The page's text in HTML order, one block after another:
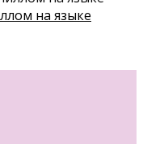
на языке